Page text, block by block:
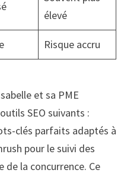
élevé
Risque accru
et sa PME
SEO suivants :
clés parfaits adaptés à
pour le suivi des
la concurrence. Ce